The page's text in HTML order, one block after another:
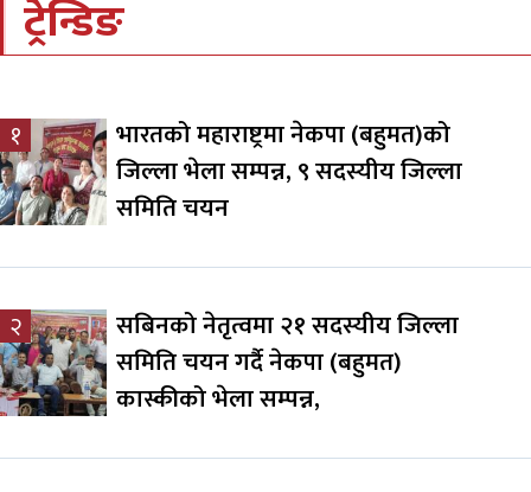
ट्रेन्डिङ
१
भारतको महाराष्ट्रमा नेकपा (बहुमत)को
जिल्ला भेला सम्पन्न, ९ सदस्यीय जिल्ला
समिति चयन
२
सबिनको नेतृत्वमा २१ सदस्यीय जिल्ला
समिति चयन गर्दै नेकपा (बहुमत)
कास्कीको भेला सम्पन्न,